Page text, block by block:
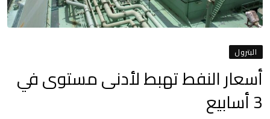
البترول
أسعار النفط تهبط لأدنى مستوى في
3 أسابيع